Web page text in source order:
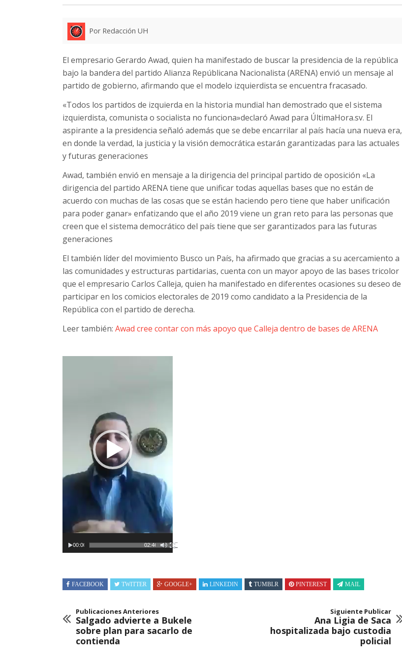
Por Redacción UH
El empresario Gerardo Awad, quien ha manifestado de buscar la presidencia de la república
bajo la bandera del partido Alianza Repúblicana Nacionalista (ARENA) envió un mensaje al
partido de gobierno, afirmando que el modelo izquierdista se encuentra fracasado.
«Todos los partidos de izquierda en la historia mundial han demostrado que el sistema
izquierdista, comunista o socialista no funciona»declaró Awad para ÚltimaHora.sv. El
aspirante a la presidencia señaló además que se debe encarrilar al país hacía una nueva era,
en donde la verdad, la justicia y la visión democrática estarán garantizadas para las actuales
y futuras generaciones
Awad, también envió en mensaje a la dirigencia del principal partido de oposición «La
dirigencia del partido ARENA tiene que unificar todas aquellas bases que no están de
acuerdo con muchas de las cosas que se están haciendo pero tiene que haber unificación
para poder ganar» enfatizando que el año 2019 viene un gran reto para las personas que
creen que el sistema democrático del país tiene que ser garantizados para las futuras
generaciones
El también líder del movimiento Busco un País, ha afirmado que gracias a su acercamiento a
las comunidades y estructuras partidarias, cuenta con un mayor apoyo de las bases tricolor
que el empresario Carlos Calleja, quien ha manifestado en diferentes ocasiones su deseo de
participar en los comicios electorales de 2019 como candidato a la Presidencia de la
República con el partido de derecha.
Leer también: Awad cree contar con más apoyo que Calleja dentro de bases de ARENA
00:00 02:46
FACEBOOK TWITTER GOOGLE+ LINKEDIN TUMBLR PINTEREST MAIL
Publicaciones Anteriores
Salgado advierte a Bukele
sobre plan para sacarlo de
contienda
Siguiente Publicar
Ana Ligia de Saca
hospitalizada bajo custodia
policial